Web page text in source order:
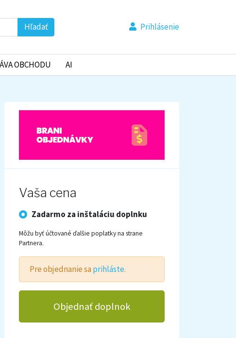
Hľadať Prihlásenie
OBCHODU AI
Vaša cena
Zadarmo za inštaláciu doplnku
Môžu byť účtované ďalšie poplatky na strane
Partnera.
Pre objednanie sa prihláste.
Objednať doplnok